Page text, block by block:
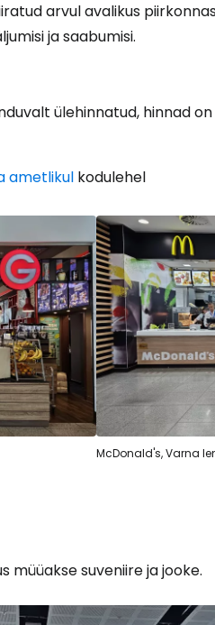
arvul avalikus
ja saabumisi.
ülehinnatud, hinnad
ametlikul kodulehel
McDonald's, Varna
müüakse suveniire ja jooke.
Jätka
Jätka
Jätkake e-